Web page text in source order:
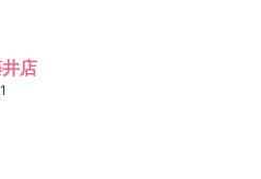
店